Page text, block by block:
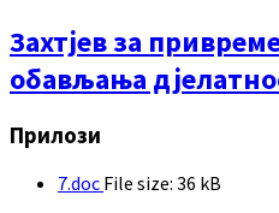
Захтјев за
обављања
Прилози
7.doc File size: 36 kB